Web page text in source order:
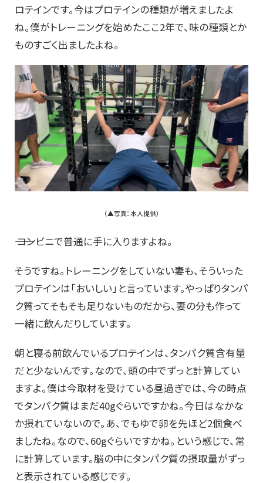
ロテインです。今はプロテインの種類が増えましたよ
ね。僕がトレーニングを始めたここ2年で、味の種類とか
ものすごく出ましたよね。
（▲写真：本人提供）
―― コンビニで普通に手に入りますよね。
そうですね。トレーニングをしていない妻も、そういった
プロテインは「おいしい」と言っています。やっぱりタンパ
ク質ってそもそも足りないものだから、妻の分も作って
一緒に飲んだりしています。
朝と寝る前飲んでいるプロテインは、タンパク質含有量
だと少ないんです。なので、頭の中でずっと計算してい
ますよ。僕は今取材を受けている昼過ぎでは、今の時点
でタンパク質はまだ40gぐらいですかね。今日はなかな
か摂れていないので。あ、でもゆで卵を先ほど2個食べ
ましたね。なので、60gぐらいですかね。という感じで、常
に計算しています。脳の中にタンパク質の摂取量がずっ
と表示されている感じです。